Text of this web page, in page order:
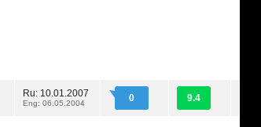
Ru: 10.01.2007
Eng: 06.05.2004 0 9.4